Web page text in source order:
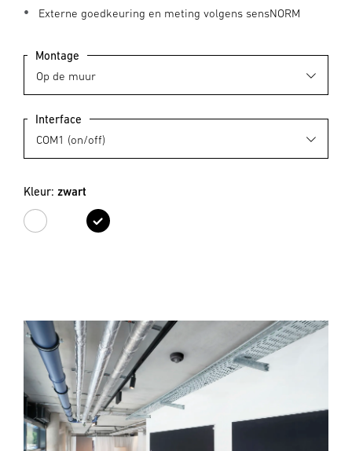
Externe goedkeuring en meting volgens sensNORM
Montage
Interface
Kleur: zwart
wit zwart